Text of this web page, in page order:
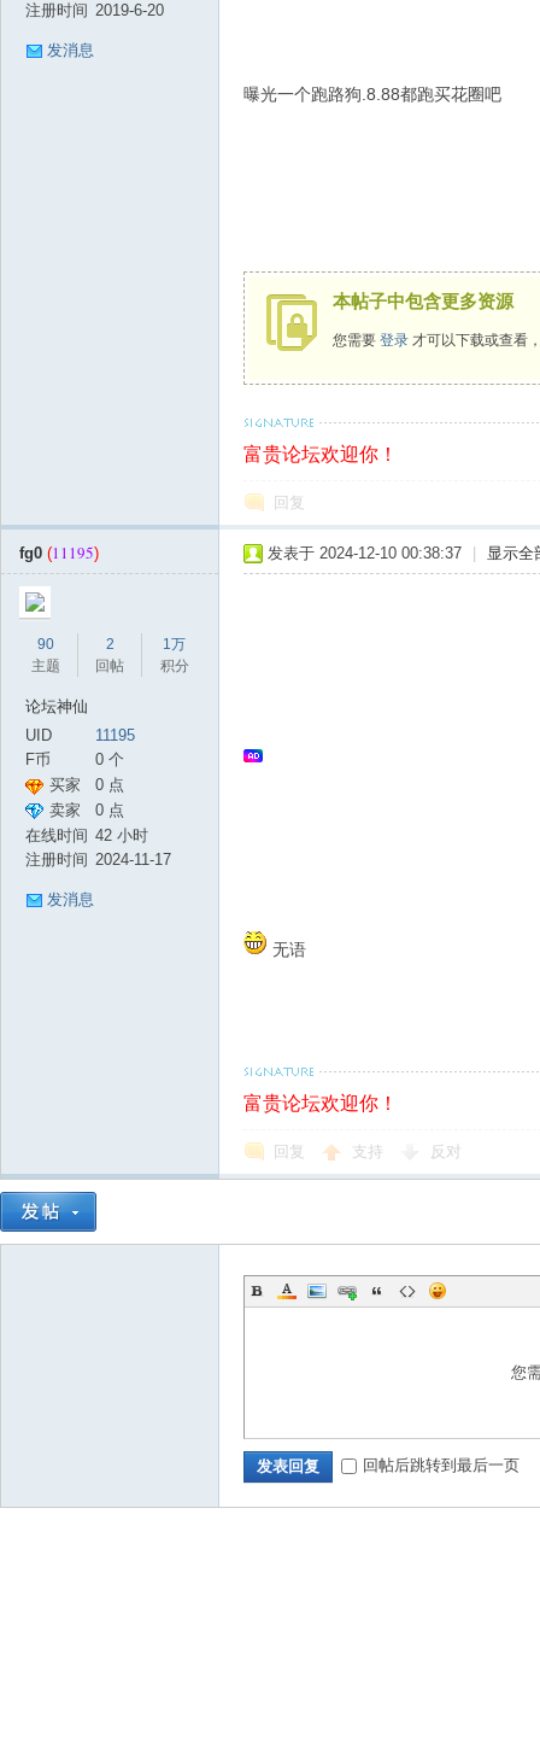
注册时间 2019-6-20
发消息
曝光一个跑路狗.8.88都跑买花圈吧
本帖子中包含更多资源
您需要 登录 才可以下载或查看
富贵论坛欢迎你！
回复
fg0 (11195)
90
主题
2
回帖
1万
积分
论坛神仙
UID
11195
F币
0 个
买家
信用
0 点
卖家
信用
0 点
在线时间 42 小时
注册时间 2024-11-17
发消息
发表于 2024-12-10 00:38:37 | 显示全
无语
富贵论坛欢迎你！
回复 支持 反对
您
发表回复 回帖后跳转到最后一页